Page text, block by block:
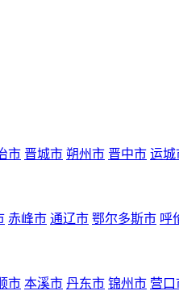
市 晋城市 朔州市 晋中市 运城
赤峰市 通辽市 鄂尔多斯市 呼
市 本溪市 丹东市 锦州市 营口